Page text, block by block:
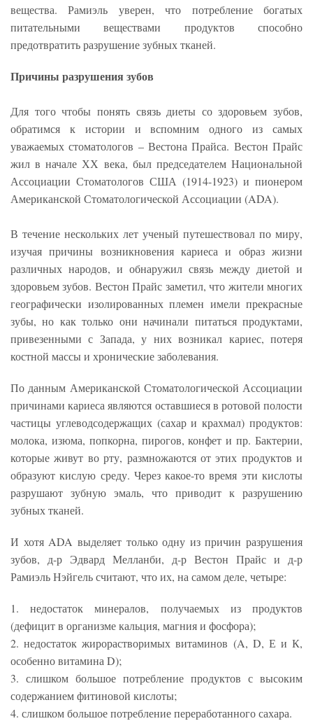
вещества. Рамиэль уверен, что потребление богатых
питательными веществами продуктов способно
предотвратить разрушение зубных тканей.
Причины разрушения зубов
Для того чтобы понять связь диеты со здоровьем зубов,
обратимся к истории и вспомним одного из самых
уважаемых стоматологов – Вестона Прайса. Вестон Прайс
жил в начале ХХ века, был председателем Национальной
Ассоциации Стоматологов США (1914-1923) и пионером
Американской Стоматологической Ассоциации (ADA).
В течение нескольких лет ученый путешествовал по миру,
изучая причины возникновения кариеса и образ жизни
различных народов, и обнаружил связь между диетой и
здоровьем зубов. Вестон Прайс заметил, что жители многих
географически изолированных племен имели прекрасные
зубы, но как только они начинали питаться продуктами,
привезенными с Запада, у них возникал кариес, потеря
костной массы и хронические заболевания.
По данным Американской Стоматологической Ассоциации
причинами кариеса являются оставшиеся в ротовой полости
частицы углеводсодержащих (сахар и крахмал) продуктов:
молока, изюма, попкорна, пирогов, конфет и пр. Бактерии,
которые живут во рту, размножаются от этих продуктов и
образуют кислую среду. Через какое-то время эти кислоты
разрушают зубную эмаль, что приводит к разрушению
зубных тканей.
И хотя ADA выделяет только одну из причин разрушения
зубов, д-р Эдвард Мелланби, д-р Вестон Прайс и д-р
Рамиэль Нэйгель считают, что их, на самом деле, четыре:
1. недостаток минералов, получаемых из продуктов
(дефицит в организме кальция, магния и фосфора);
2. недостаток жирорастворимых витаминов (A, D, Е и К,
особенно витамина D);
3. слишком большое потребление продуктов с высоким
содержанием фитиновой кислоты;
4. слишком большое потребление переработанного сахара.